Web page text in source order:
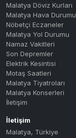
Malatya Döviz Kurları
Malatya Hava Durumu
Nöbetçi Eczaneler
Malatya Yol Durumu
Namaz Vakitleri
Son Depremler
Elektrik Kesintisi
Motaş Saatleri
Malatya Tiyatroları
Malatya Konserleri
İletişim
İletişim
Malatya, Türkiye